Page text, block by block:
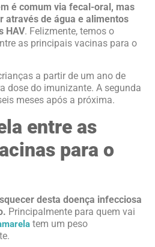
é comum via fecal-oral, mas
através de água e alimentos
HAV. Felizmente, temos o
as principais vacinas para o
a partir de um ano de
dose do imunizante. A segunda
meses após a próxima.
entre as
para o
desta doença infecciosa
Principalmente para quem vai
tem um peso